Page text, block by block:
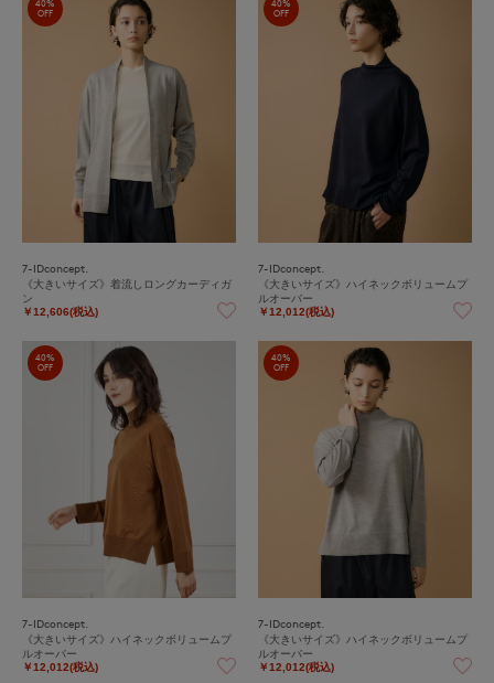
40%
OFF
7-IDconcept.
《大きいサイズ》着流しロングカーディガ
ン
￥12,606(税込)
40%
OFF
7-IDconcept.
《大きいサイズ》ハイネックボリュームプ
ルオーバー
￥12,012(税込)
40%
OFF
7-IDconcept.
《大きいサイズ》ハイネックボリュームプ
ルオーバー
￥12,012(税込)
40%
OFF
7-IDconcept.
《大きいサイズ》ハイネックボリュームプ
ルオーバー
￥12,012(税込)